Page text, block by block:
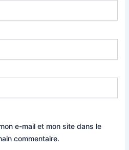
e-mail et mon site dans le
commentaire.